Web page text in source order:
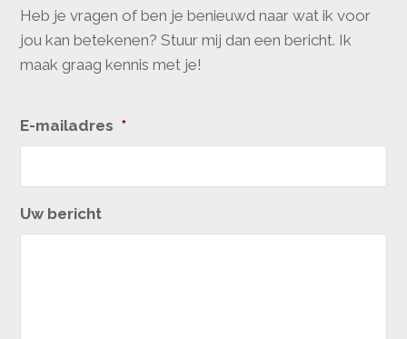
Heb je vragen of ben je benieuwd naar wat ik voor
jou kan betekenen? Stuur mij dan een bericht. Ik
maak graag kennis met je!
E-mailadres *
Uw bericht